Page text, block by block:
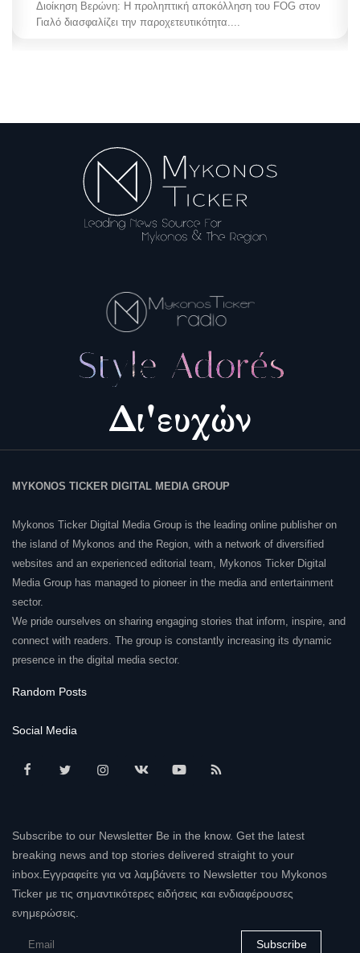
Διοίκηση Βερώνη: Η προληπτική αποκόλληση του FOG στον
Γιαλό διασφαλίζει την παροχετευτικότητα....
MYKONOS TICKER DIGITAL MEDIA GROUP
Mykonos Ticker Digital Media Group is the leading online publisher on
the island of Mykonos and the Region, with a network of diversified
websites and an experienced editorial team, Mykonos Ticker Digital
Media Group has managed to pioneer in the media and entertainment
sector.
We pride ourselves on sharing engaging stories that inform, inspire, and
connect with readers. The group is constantly increasing its dynamic
presence in the digital media sector.
Random Posts
Social Media
Subscribe to our Newsletter Be in the know. Get the latest
breaking news and top stories delivered straight to your
inbox.Εγγραφείτε για να λαμβάνετε το Newsletter του Mykonos
Ticker με τις σημαντικότερες ειδήσεις και ενδιαφέρουσες
ενημερώσεις.
Subscribe